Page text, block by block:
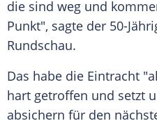
die sind weg und
Punkt", sagte der 50-
Rundschau.
Das habe die Eintracht
hart getroffen und setzt
absichern für den